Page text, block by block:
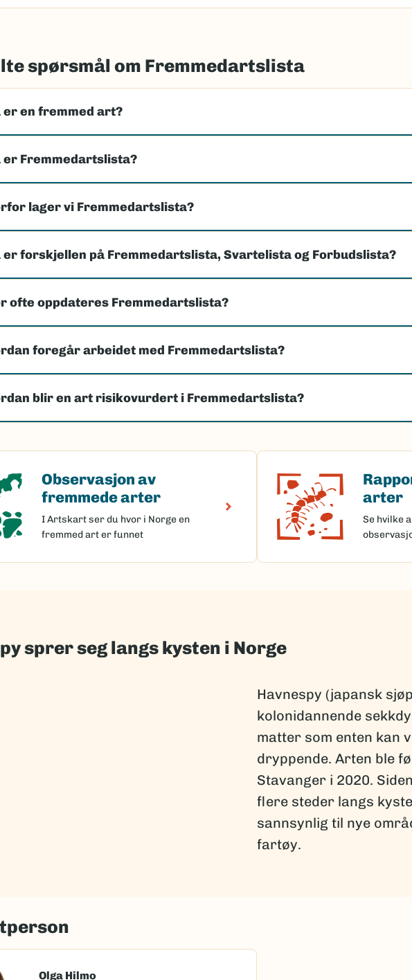
spørsmål om Fremmedartslista
er en fremmed art?
er Fremmedartslista?
lager vi Fremmedartslista?
er forskjellen på Fremmedartslista, Svartelista og Forbudslista?
ofte oppdateres Fremmedartslista?
foregår arbeidet med Fremmedartslista?
blir en art risikovurdert i Fremmedartslista?
Observasjon av
fremmede arter
I Artskart ser du hvor i Norge en
fremmed art er funnet
Observasjon av fremmede arter
arter
Se hvilke
sprer seg langs kysten i Norge
Havnespy (japansk
kolonidannende
matter som enten kan
dryppende. Arten ble
Stavanger i 2020.
flere steder langs
sannsynlig til nye
fartøy.
Olga Hilmo